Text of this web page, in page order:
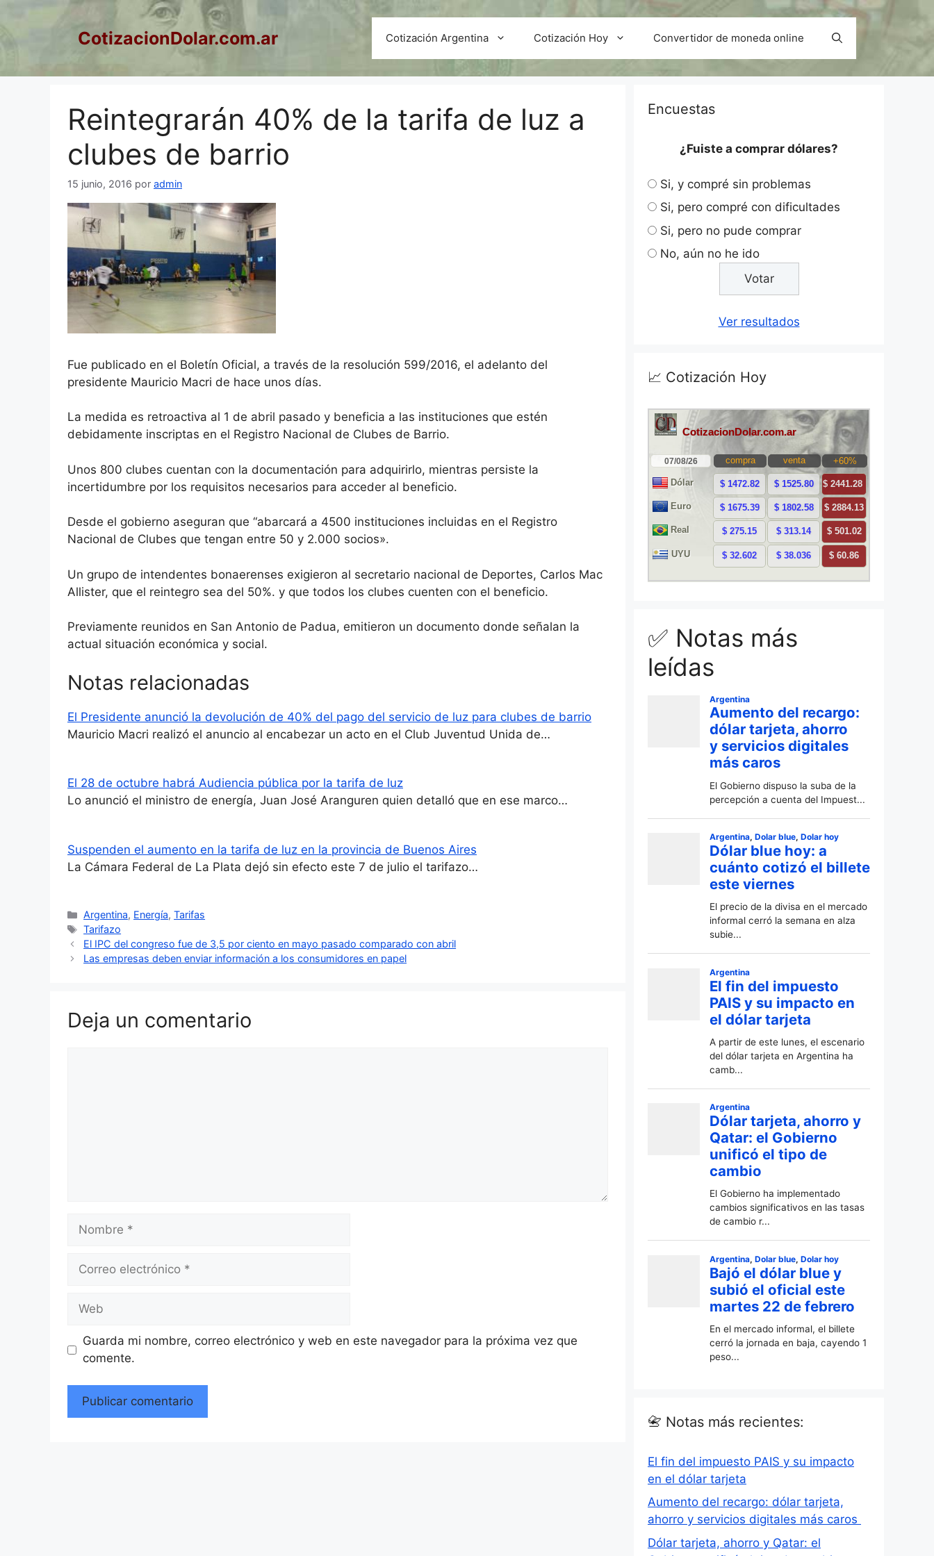
al
CotizacionDolar.com.ar Cotización Argentina Cotización Hoy Convertidor de moneda online
Reintegrarán 40% de la tarifa de luz a
clubes de barrio
15 junio, 2016 por admin
Fue publicado en el Boletín Oficial, a través de la resolución 599/2016, el adelanto del
presidente Mauricio Macri de hace unos días.
La medida es retroactiva al 1 de abril pasado y beneficia a las instituciones que estén
debidamente inscriptas en el Registro Nacional de Clubes de Barrio.
Unos 800 clubes cuentan con la documentación para adquirirlo, mientras persiste la
incertidumbre por los requisitos necesarios para acceder al beneficio.
Desde el gobierno aseguran que “abarcará a 4500 instituciones incluidas en el Registro
Nacional de Clubes que tengan entre 50 y 2.000 socios».
Un grupo de intendentes bonaerenses exigieron al secretario nacional de Deportes, Carlos Mac
Allister, que el reintegro sea del 50%. y que todos los clubes cuenten con el beneficio.
Previamente reunidos en San Antonio de Padua, emitieron un documento donde señalan la
actual situación económica y social.
Notas relacionadas
El Presidente anunció la devolución de 40% del pago del servicio de luz para clubes de barrio
Mauricio Macri realizó el anuncio al encabezar un acto en el Club Juventud Unida de…
El 28 de octubre habrá Audiencia pública por la tarifa de luz
Lo anunció el ministro de energía, Juan José Aranguren quien detalló que en ese marco…
Suspenden el aumento en la tarifa de luz en la provincia de Buenos Aires
La Cámara Federal de La Plata dejó sin efecto este 7 de julio el tarifazo…
Categorías
Argentina, Energía,Tarifas
Etiquetas
Tarifazo
El IPC del congreso fue de 3,5 por ciento en mayo pasado comparado con abril
Las empresas deben enviar información a los consumidores en papel
Deja un comentario
Nombre
Correo
Web
Guarda mi nombre, correo electrónico y web en este navegador para la próxima vez que
comente.
Encuestas
¿Fuiste a comprar dólares?
Si, y compré sin problemas
Si, pero compré con dificultades
Si, pero no pude comprar
No, aún no he ido
Ver resultados
📈 Cotización Hoy
✅ Notas más
leídas
📇 Notas más recientes:
El fin del impuesto PAIS y su impacto
en el dólar tarjeta
Aumento del recargo: dólar tarjeta,
ahorro y servicios digitales más caros
Dólar tarjeta, ahorro y Qatar: el